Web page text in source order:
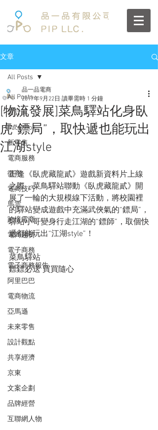
文章
All Posts
雲計算
Facebook
新零售
電商服務
微商
電商技巧
馬雲
跨境電商
電商趨勢
電子商務
電子商務報告
阿里巴巴
電商物流
亞馬遜
未來零售
設計觀點
共享經濟
京東
文案企劃
品牌經營
互聯網人物
All Posts
[物流發展]菜鳥驛站化身臥
虎“鏢局”，取快遞也能玩出
江湖style
品一品電商
2017年9月22日 讀畢需時 1 分鐘
正逢《臥虎藏龍貳》遊戲新資料片上線
之際，菜鳥驛站聯動《臥虎藏龍貳》開
展了一輪的大規模線下活動，將校園裡
的驛站變成遊戲中充滿武俠氣的“鏢局”，
驛站小哥變身行走江湖的“鏢師”，取個快
遞都能玩出“江湖style”！
菜鳥驛站
鏢鏢必送 買買隨心